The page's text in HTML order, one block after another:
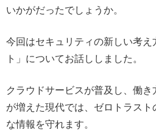
いかがだったでしょうか。
今回はセキュリティの新しい考え
ト」についてお話ししました。
クラウドサービスが普及し、働
が増えた現代では、ゼロトラス
な情報を守れます。